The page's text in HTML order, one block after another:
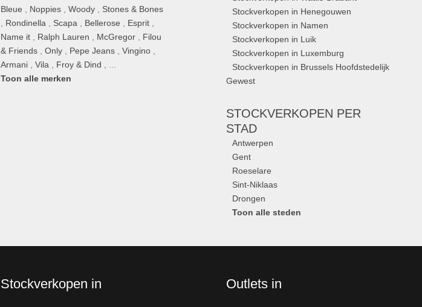
Bleue
Noppies ,Woody
Stones & Bones
Rondinella Scapa Bellerose Esprit
Name it
Ralph Lauren McGregor
Filou
& Friends ,Only Pepe Jeans ,Vingino
Armani ,Vila Froy & Dind
Toon alle merken
Stockverkopen in Henegouwen
Stockverkopen in Namen
Stockverkopen in Luik
Stockverkopen in Luxemburg
Stockverkopen in Brussels Hoofdstedelijk
Gewest
STOCKVERKOPEN PER
STAD
Antwerpen
Gent
Roeselare
Sint-Niklaas
Drongen
Toon alle steden
Stockverkopen in Outlets in